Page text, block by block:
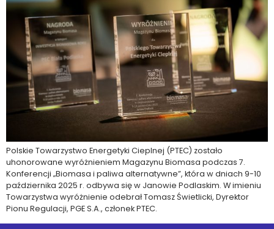
Polskie Towarzystwo Energetyki Cieplnej (PTEC) zostało
uhonorowane wyróżnieniem Magazynu Biomasa podczas 7.
Konferencji „Biomasa i paliwa alternatywne”, która w dniach 9-10
października 2025 r. odbywa się w Janowie Podlaskim. W imieniu
Towarzystwa wyróżnienie odebrał Tomasz Świetlicki, Dyrektor
Pionu Regulacji, PGE S.A., członek PTEC.